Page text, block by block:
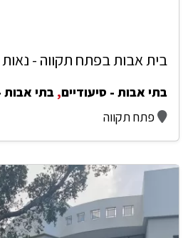
בית אבות בפתח תקווה - נאות
בתי אבות - סיעודיים, בתי
פתח תקווה